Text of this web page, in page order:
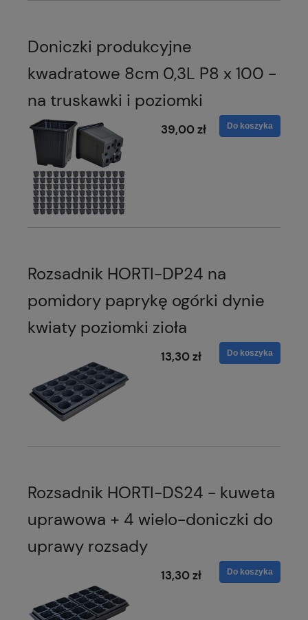
Doniczki produkcyjne
kwadratowe 8cm 0,3L P8 x 100 -
na truskawki i poziomki
39,00 zł Do koszyka
Rozsadnik HORTI-DP24 na
pomidory paprykę ogórki dynie
kwiaty poziomki zioła
13,30 zł Do koszyka
Rozsadnik HORTI-DS24 - kuweta
uprawowa + 4 wielo-doniczki do
uprawy rozsady
13,30 zł Do koszyka